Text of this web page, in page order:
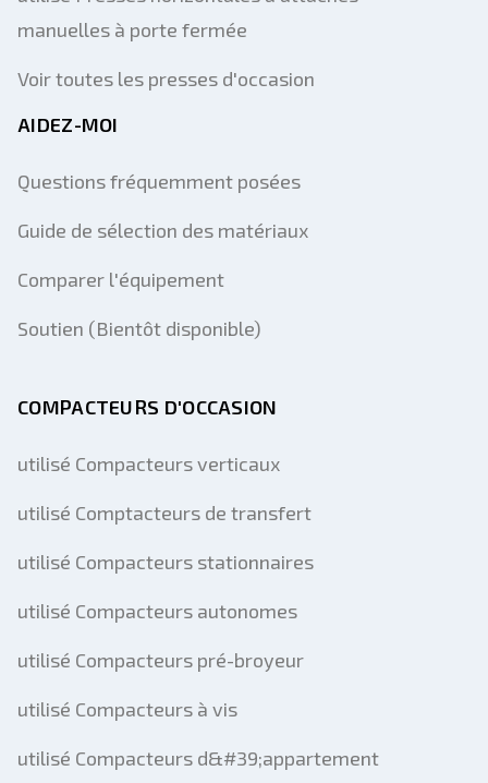
manuelles à porte fermée
Voir toutes les presses d'occasion
AIDEZ-MOI
Questions fréquemment posées
Guide de sélection des matériaux
Comparer l'équipement
Soutien (Bientôt disponible)
COMPACTEURS D'OCCASION
utilisé Compacteurs verticaux
utilisé Comptacteurs de transfert
utilisé Compacteurs stationnaires
utilisé Compacteurs autonomes
utilisé Compacteurs pré-broyeur
utilisé Compacteurs à vis
utilisé Compacteurs d&#39;appartement